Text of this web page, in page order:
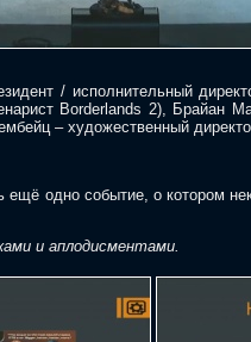
/ исполнительный
Borderlands 2), Брайан
– художественный
ещё одно событие, о котором
и аплодисментами.